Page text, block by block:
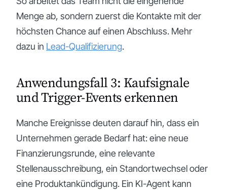
Menge ab, sondern zuerst die Kontakte mit der
höchsten Chance auf einen Abschluss. Mehr
dazu in Lead-Qualifizierung.
Anwendungsfall 3: Kaufsignale
und Trigger-Events erkennen
Manche Ereignisse deuten darauf hin, dass ein
Unternehmen gerade Bedarf hat: eine neue
Finanzierungsrunde, eine relevante
Stellenausschreibung, ein Standortwechsel oder
eine Produktankündigung. Ein KI-Agent kann